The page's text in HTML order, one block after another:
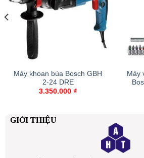
Máy khoan búa Bosch GBH
2-24 DRE
3.350.000 ₫
Máy
GIỚI THIỆU